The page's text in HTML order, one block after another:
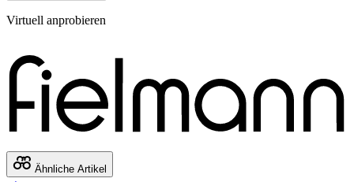
Virtuell anprobieren
Ähnliche Artikel